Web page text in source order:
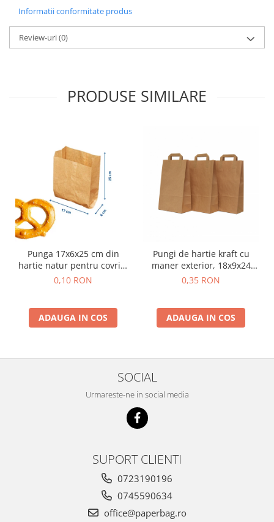
Informatii conformitate produs
Review-uri(0)
PRODUSE SIMILARE
Punga 17x6x25 cm din
hartie natur pentru covrigi
si produse de panificatie
0,10 RON
ADAUGA IN COS
Pungi de hartie kraft cu
maner exterior, 18x9x24
cm, 250 buc - natur
0,35 RON
ADAUGA IN COS
SOCIAL
Urmareste-ne in social media
SUPORT CLIENTI
0723190196
0745590634
office@paperbag.ro